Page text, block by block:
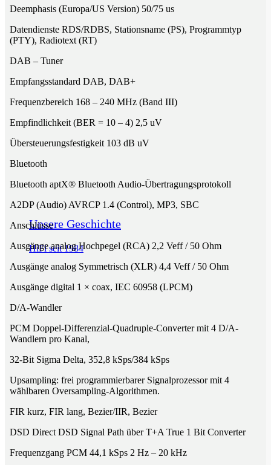
Unsere Geschichte
HiFi seit 1984
Deemphasis (Europa/US Version) 50/75 us
Datendienste RDS/RDBS, Stationsname (PS), Programmtyp
(PTY), Radiotext (RT)
DAB – Tuner
Empfangsstandard DAB, DAB+
Frequenzbereich 168 – 240 MHz (Band III)
Empfindlichkeit (BER = 10 – 4) 2,5 uV
Übersteuerungsfestigkeit 103 dB uV
Bluetooth
Bluetooth aptX® Bluetooth Audio-Übertragungsprotokoll
A2DP (Audio) AVRCP 1.4 (Control), MP3, SBC
Anschlüsse
Ausgänge analog Hochpegel (RCA) 2,2 Veff / 50 Ohm
Ausgänge analog Symmetrisch (XLR) 4,4 Veff / 50 Ohm
Ausgänge digital 1 × coax, IEC 60958 (LPCM)
D/A-Wandler
PCM Doppel-Differenzial-Quadruple-Converter mit 4 D/A-
Wandlern pro Kanal,
32-Bit Sigma Delta, 352,8 kSps/384 kSps
Upsampling: frei programmierbarer Signalprozessor mit 4
wählbaren Oversampling-Algorithmen.
FIR kurz, FIR lang, Bezier/IIR, Bezier
DSD Direct DSD Signal Path über T+A True 1 Bit Converter
Frequenzgang PCM 44,1 kSps 2 Hz – 20 kHz